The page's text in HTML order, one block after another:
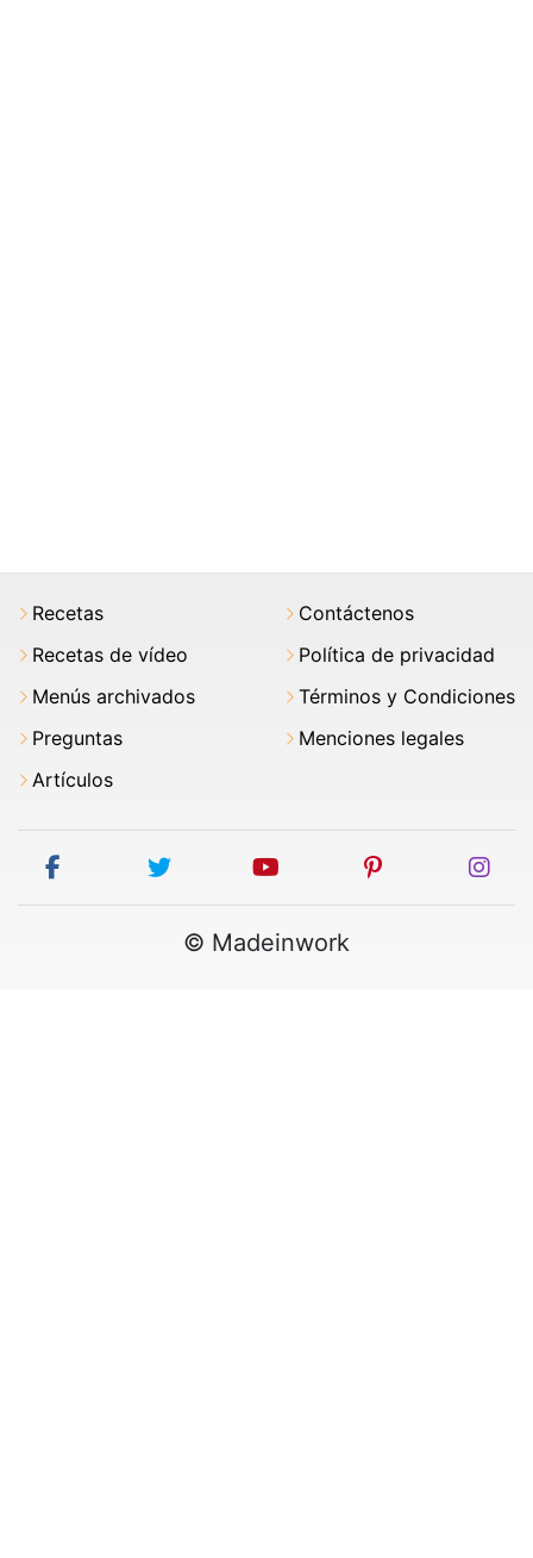
Recetas
Recetas de vídeo
Menús archivados
Preguntas
Artículos
Contáctenos
Política de privacidad
Términos y Condiciones
Menciones legales
facebook twitter youtube pinterest
© Madeinwork